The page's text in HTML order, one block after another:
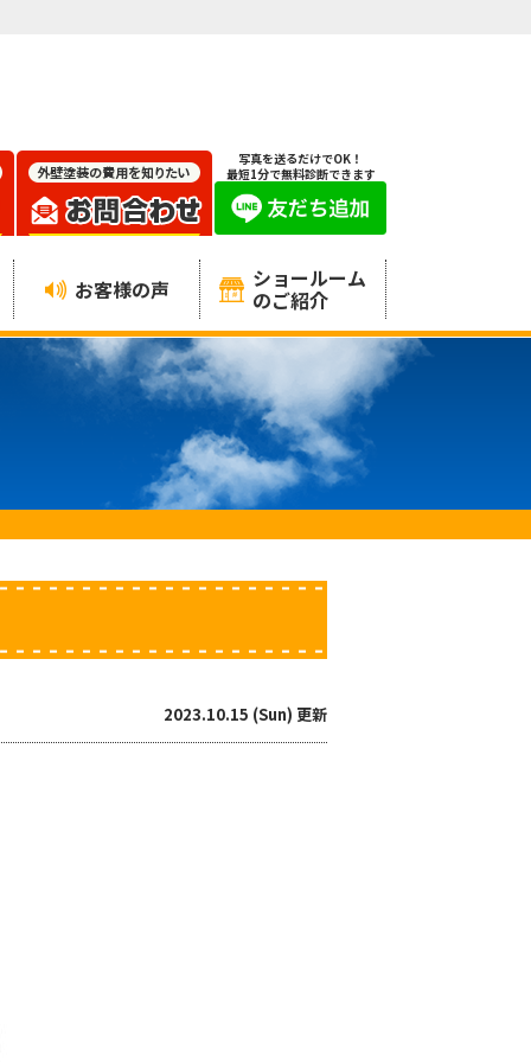
写真を送るだけでOK！
最短1分で無料診断できます
お客様の声 ショールーム
のご紹介
2023.10.15 (Sun) 更新